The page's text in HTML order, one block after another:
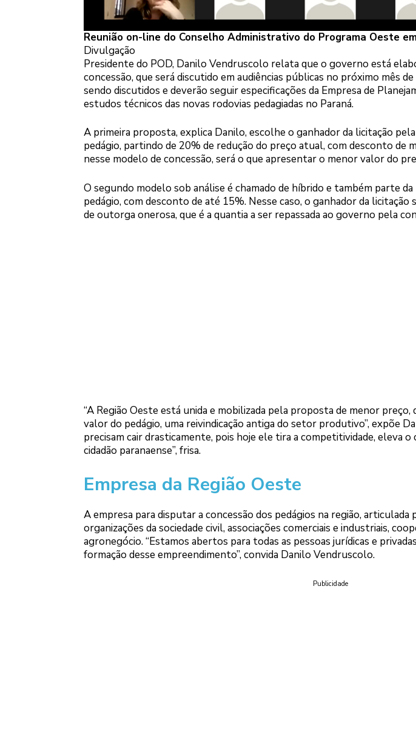
Reunião on-line do Conselho Administrativo do Programa Oeste
Divulgação
Presidente do POD, Danilo Vendruscolo relata que o governo está
concessão, que será discutido em audiências públicas no próximo mês
sendo discutidos e deverão seguir especificações da Empresa de
estudos técnicos das novas rodovias pedagiadas no Paraná.
A primeira proposta, explica Danilo, escolhe o ganhador da licitação
pedágio, partindo de 20% de redução do preço atual, com desconto de
nesse modelo de concessão, será o que apresentar o menor valor do
O segundo modelo sob análise é chamado de híbrido e também parte
pedágio, com desconto de até 15%. Nesse caso, o ganhador da
de outorga onerosa, que é a quantia a ser repassada ao governo pela
“A Região Oeste está unida e mobilizada pela proposta de menor preço,
valor do pedágio, uma reivindicação antiga do setor produtivo”, expõe
precisam cair drasticamente, pois hoje ele tira a competitividade, eleva
cidadão paranaense”, frisa.
Empresa da Região Oeste
A empresa para disputar a concessão dos pedágios na região, articulada
organizações da sociedade civil, associações comerciais e industriais,
agronegócio. “Estamos abertos para todas as pessoas jurídicas e
formação desse empreendimento”, convida Danilo Vendruscolo.
Publicidade